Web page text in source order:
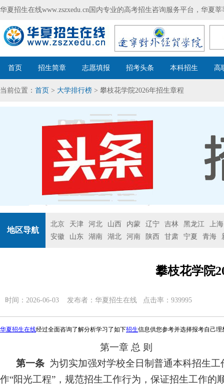
华夏招生在线www.zszxedu.cn国内专业的高考招生咨询服务平台，华夏
首页 招生简章 志愿填报 招考头条 本科招生 高
当前位置： 首页 > 大学排行榜 > 攀枝花学院2026年招生章程
地区导航
北京 天津 河北 山西 内蒙 辽宁 吉林 黑龙江
上海
安徽
山东 湖南 湖北 河南 陕西 甘肃 宁夏 青海
攀枝花学院
时间：2026-06-03 发布者： 华夏招生在线 点击率：939995
华夏招生在线经过全面咨询了解分析学习了如下招生信息供您参考并选择报考自己理
第一章 总 则
第一条 为切实加强对学校全日制普通本科招生
作“阳光工程”，规范招生工作行为，保证招生工作